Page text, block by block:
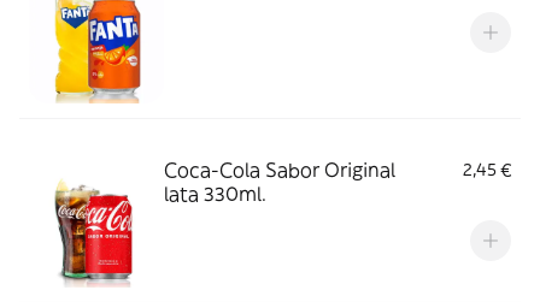
Coca-Cola Sabor Original
lata 330ml.
2,45 €